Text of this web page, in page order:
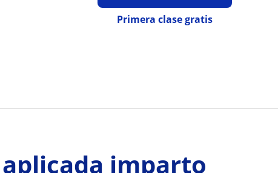
Primera clase gratis
imparto